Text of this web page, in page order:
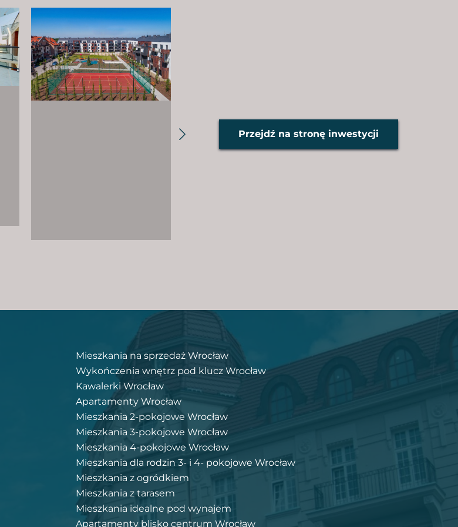
Przejdź na stronę inwestycji
Mieszkania na sprzedaż Wrocław
Wykończenia wnętrz pod klucz Wrocław
Kawalerki Wrocław
Apartamenty Wrocław
Mieszkania 2-pokojowe Wrocław
Mieszkania 3-pokojowe Wrocław
Mieszkania 4-pokojowe Wrocław
Mieszkania dla rodzin 3- i 4- pokojowe Wrocław
Mieszkania z ogródkiem
Mieszkania z tarasem
Mieszkania idealne pod wynajem
Apartamenty blisko centrum Wrocław